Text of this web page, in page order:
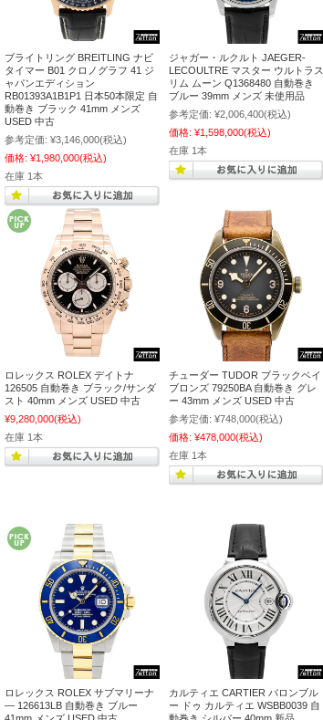
ブライトリング BREITLING ナビ
タイマー B01 クロノグラフ 41 ジ
ャパンエディション
RB01393A1B1P1 日本50本限定 自
動巻き ブラック 41mm メンズ
USED 中古
参考定価: ¥3,146,000(税込)
価格: ¥1,980,000(税込)
在庫 1本
ジャガー・ルクルト JAEGER-
LECOULTRE マスター ウルトラス
リム ムーン Q1368480 自動巻き
ブルー 39mm メンズ 未使用品
参考定価: ¥2,006,400(税込)
価格: ¥1,598,000(税込)
在庫 1本
ロレックス ROLEX デイトナ
126505 自動巻き ブラック/サンダ
スト 40mm メンズ USED 中古
¥9,280,000(税込)
在庫 1本
チューダー TUDOR ブラックベイ
ブロンズ 79250BA 自動巻き グレ
ー 43mm メンズ USED 中古
参考定価: ¥748,000(税込)
価格: ¥478,000(税込)
在庫 1本
ロレックス ROLEX サブマリーナ
― 126613LB 自動巻き ブルー
カルティエ CARTIER バロンブル
ー ドゥ カルティエ WSBB0039 自